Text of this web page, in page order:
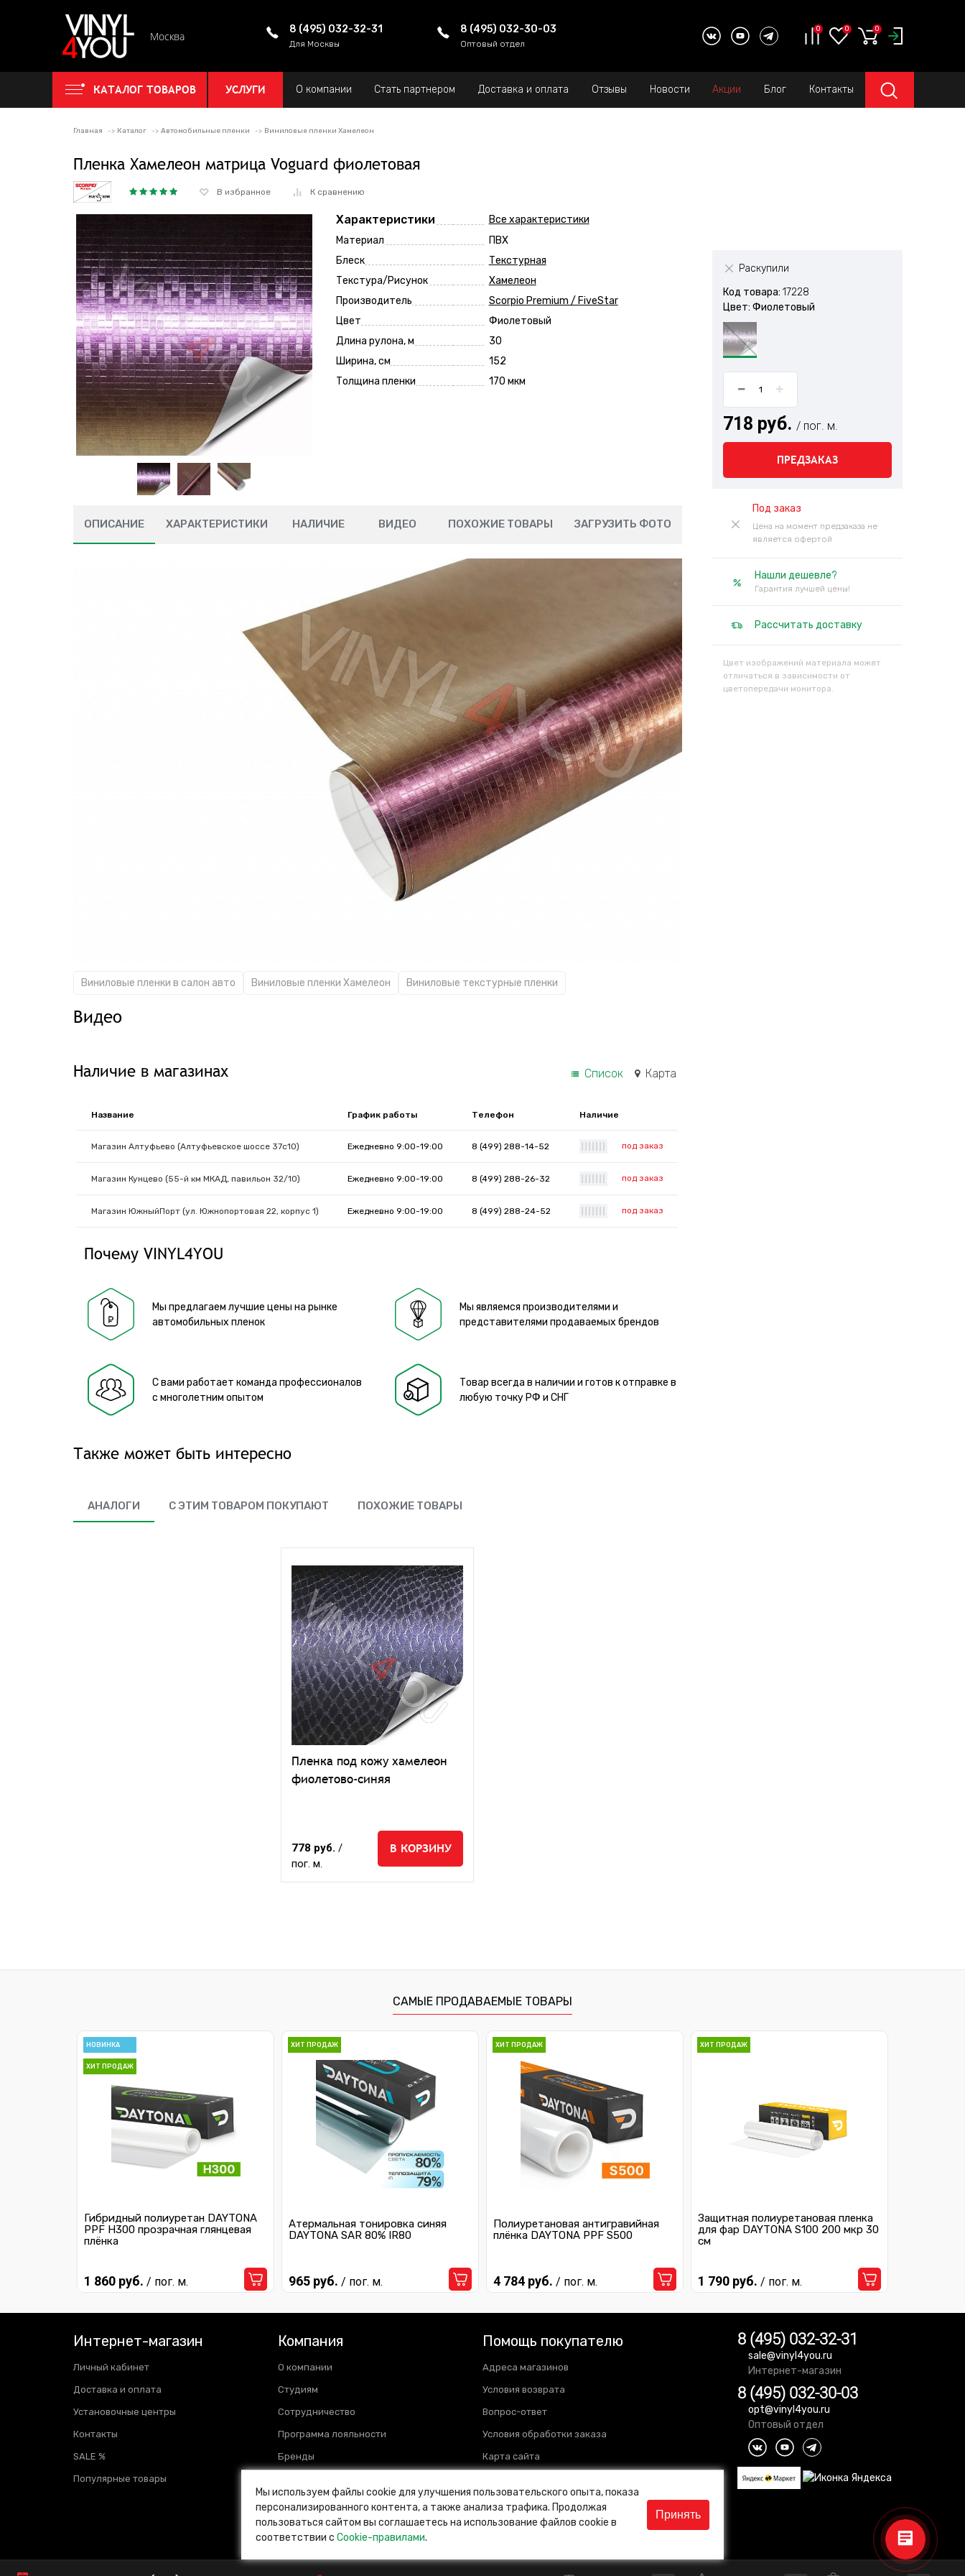
Москва
8 (495) 032-32-31
Для Москвы
8 (495) 032-30-03
Оптовый отдел
0 0 0
КАТАЛОГ ТОВАРОВ УСЛУГИ О компании Стать партнером Доставка и оплата Отзывы Новости Акции Блог Контакты
Главная Каталог Автомобильные пленки Виниловые пленки Хамелеон
Пленка Хамелеон матрица Voguard фиолетовая
В избранное К сравнению
Характеристики
Все характеристики
Материал
ПВХ
Блеск
Текстурная
Текстура/Рисунок
Хамелеон
Производитель
Scorpio Premium / FiveStar
Цвет
Фиолетовый
Длина рулона, м
30
Ширина, см
152
Толщина пленки
170 мкм
Раскупили
Код товара: 17228
Цвет: Фиолетовый
718 руб. / пог. м.
ПРЕДЗАКАЗ
Под заказ
Цена на момент предзаказа не
является офертой
Нашли дешевле?
Гарантия лучшей цены!
Рассчитать доставку
Цвет изображений материала может
отличаться в зависимости от
цветопередачи монитора.
ОПИСАНИЕ ХАРАКТЕРИСТИКИ НАЛИЧИЕ ВИДЕО ПОХОЖИЕ ТОВАРЫ ЗАГРУЗИТЬ ФОТО
Виниловые пленки в салон авто Виниловые пленки Хамелеон Виниловые текстурные пленки
Видео
Наличие в магазинах Список Карта
Название График работы Телефон Наличие
Магазин Алтуфьево (Алтуфьевское шоссе 37с10) Ежедневно 9:00-19:00 8 (499) 288-14-52 под заказ
Магазин Кунцево (55-й км МКАД, павильон 32/10) Ежедневно 9:00-19:00 8 (499) 288-26-32 под заказ
Магазин ЮжныйПорт (ул. Южнопортовая 22, корпус 1) Ежедневно 9:00-19:00 8 (499) 288-24-52 под заказ
Почему VINYL4YOU
Мы предлагаем лучшие цены на рынке
автомобильных пленок
Мы являемся производителями и
представителями продаваемых брендов
С вами работает команда профессионалов
с многолетним опытом
Товар всегда в наличии и готов к отправке в
любую точку РФ и СНГ
Также может быть интересно
АНАЛОГИ С ЭТИМ ТОВАРОМ ПОКУПАЮТ ПОХОЖИЕ ТОВАРЫ
Пленка под кожу хамелеон
фиолетово-синяя
778 руб./
пог. м.
В КОРЗИНУ
САМЫЕ ПРОДАВАЕМЫЕ ТОВАРЫ
НОВИНКА
ХИТ ПРОДАЖ
Гибридный полиуретан DAYTONA
PPF H300 прозрачная глянцевая
плёнка
1 860 руб. / пог. м.
ХИТ ПРОДАЖ
Атермальная тонировка синяя
DAYTONA SAR 80% IR80
965 руб. / пог. м.
ХИТ ПРОДАЖ
Полиуретановая антигравийная
плёнка DAYTONA PPF S500
4 784 руб. / пог. м.
ХИТ ПРОДАЖ
Защитная полиуретановая пленка
для фар DAYTONA S100 200 мкр 30
см
1 790 руб. / пог. м.
Интернет-магазин
Личный кабинет
Доставка и оплата
Установочные центры
Контакты
SALE %
Популярные товары
Компания
О компании
Студиям
Сотрудничество
Программа лояльности
Бренды
Новости
Блог
Помощь покупателю
Адреса магазинов
Условия возврата
Вопрос-ответ
Условия обработки заказа
Карта сайта
8 (495) 032-32-31
sale@vinyl4you.ru
Интернет-магазин
8 (495) 032-30-03
opt@vinyl4you.ru
Оптовый отдел
Мы используем файлы cookie для улучшения пользовательского опыта, показа
персонализированного контента, а также анализа трафика. Продолжая
пользоваться сайтом вы соглашаетесь на использование файлов cookie в
соответствии с Cookie-правилами.
Принять